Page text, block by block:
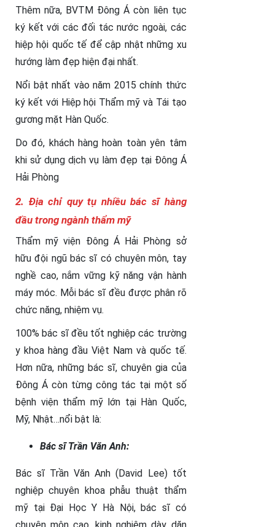
Thêm nữa, BVTM Đông Á còn liên tục
ký kết với các đối tác nước ngoài, các
hiệp hội quốc tế để cập nhật những xu
hướng làm đẹp hiện đại nhất.
Nổi bật nhất vào năm 2015 chính thức
ký kết với Hiệp hội Thẩm mỹ và Tái tạo
gương mặt Hàn Quốc.
Do đó, khách hàng hoàn toàn yên tâm
khi sử dụng dịch vụ làm đẹp tại Đông Á
Hải Phòng
2. Địa chỉ quy tụ nhiều bác sĩ hàng
đầu trong ngành thẩm mỹ
Thẩm mỹ viện Đông Á Hải Phòng sở
hữu đội ngũ bác sĩ có chuyên môn, tay
nghề cao, nắm vững kỹ năng vận hành
máy móc. Mỗi bác sĩ đều được phân rõ
chức năng, nhiệm vụ.
100% bác sĩ đều tốt nghiệp các trường
y khoa hàng đầu Việt Nam và quốc tế.
Hơn nữa, những bác sĩ, chuyên gia của
Đông Á còn từng công tác tại một số
bệnh viện thẩm mỹ lớn tại Hàn Quốc,
Mỹ, Nhật…nổi bật là:
Bác sĩ Trần Văn Anh:
Bác sĩ Trần Văn Anh (David Lee) tốt
nghiệp chuyên khoa phẫu thuật thẩm
mỹ tại Đại Học Y Hà Nội, bác sĩ có